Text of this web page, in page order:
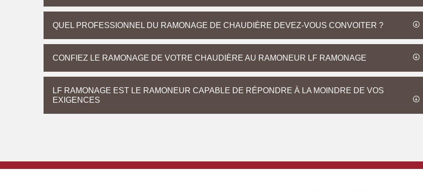
QUEL PROFESSIONNEL DU RAMONAGE DE CHAUDIÈRE DEVEZ-VOUS CONVOITER ?
CONFIEZ LE RAMONAGE DE VOTRE CHAUDIÈRE AU RAMONEUR LF RAMONAGE
LF RAMONAGE EST LE RAMONEUR CAPABLE DE RÉPONDRE À LA MOINDRE DE VOS
EXIGENCES